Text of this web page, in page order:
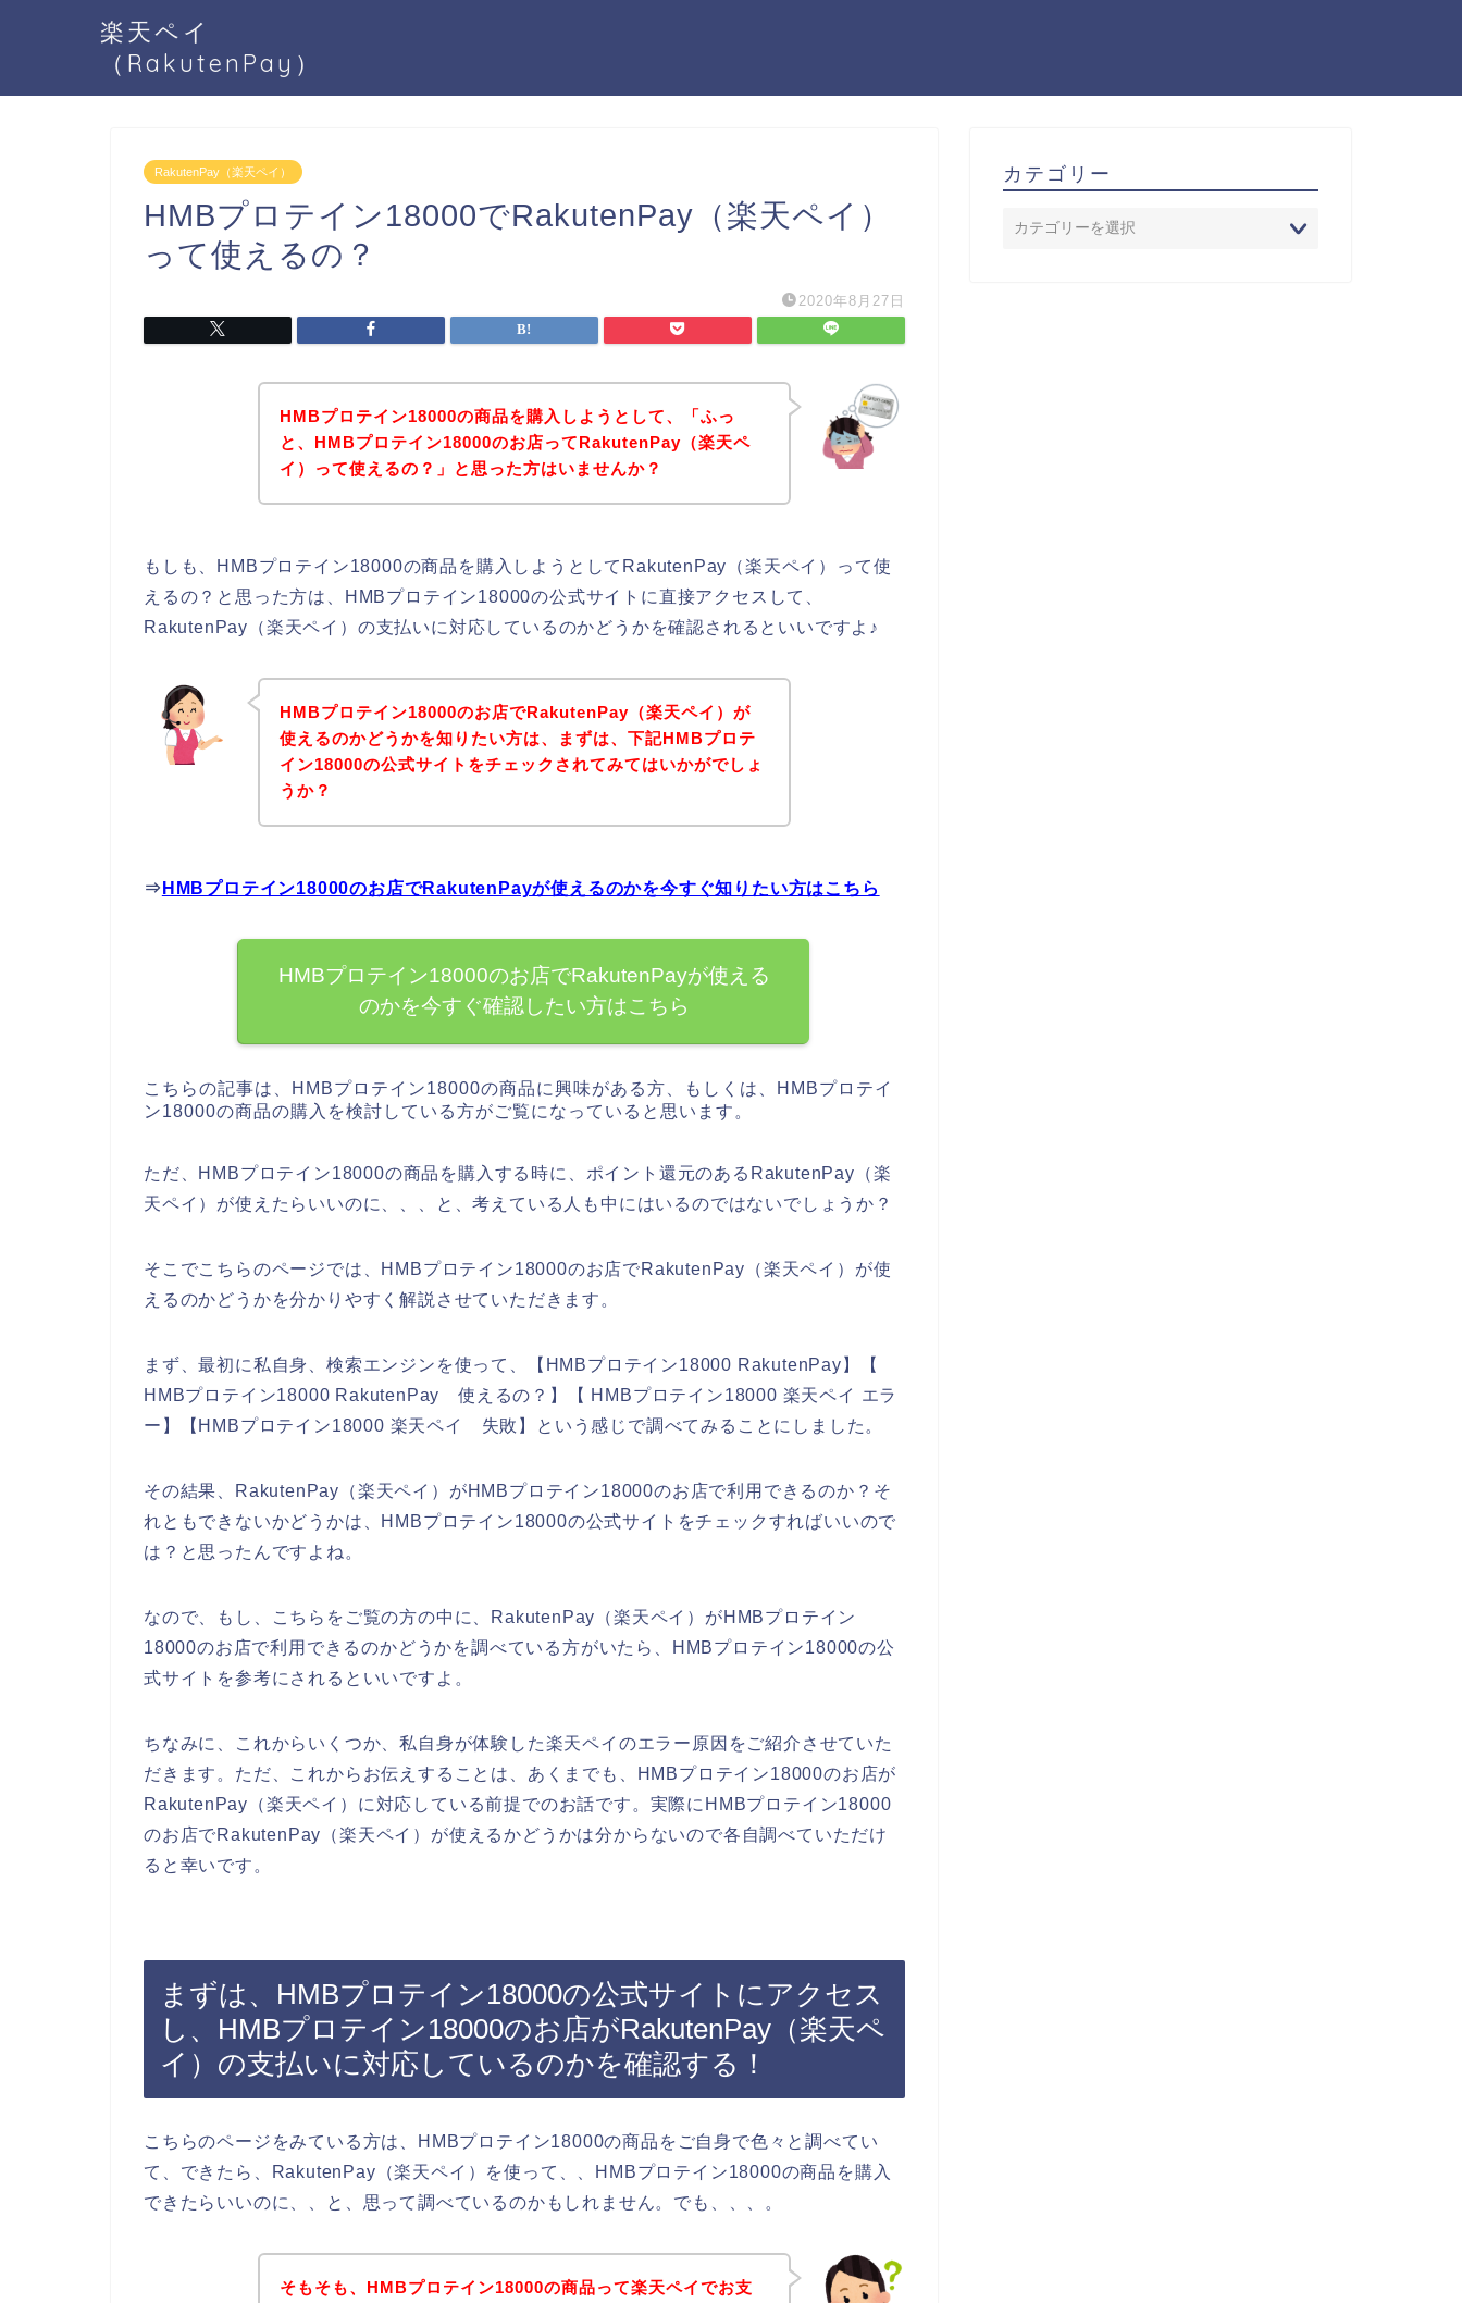
楽天ペイ
（RakutenPay）
RakutenPay（楽天ペイ）
HMBプロテイン18000でRakutenPay（楽天ペイ）
って使えるの？
2020年8月27日
HMBプロテイン18000の商品を購入しようとして、「ふっ
と、HMBプロテイン18000のお店ってRakutenPay（楽天ペ
イ）って使えるの？」と思った方はいませんか？
もしも、HMBプロテイン18000の商品を購入しようとしてRakutenPay（楽天ペイ）って使
えるの？と思った方は、HMBプロテイン18000の公式サイトに直接アクセスして、
RakutenPay（楽天ペイ）の支払いに対応しているのかどうかを確認されるといいですよ♪
HMBプロテイン18000のお店でRakutenPay（楽天ペイ）が
使えるのかどうかを知りたい方は、まずは、下記HMBプロテ
イン18000の公式サイトをチェックされてみてはいかがでしょ
うか？
⇒ HMBプロテイン18000のお店でRakutenPayが使えるのかを今すぐ知りたい方はこちら
HMBプロテイン18000のお店でRakutenPayが使える
のかを今すぐ確認したい方はこちら
こちらの記事は、HMBプロテイン18000の商品に興味がある方、もしくは、HMBプロテイ
ン18000の商品の購入を検討している方がご覧になっていると思います。
ただ、HMBプロテイン18000の商品を購入する時に、ポイント還元のあるRakutenPay（楽
天ペイ）が使えたらいいのに、、、と、考えている人も中にはいるのではないでしょうか？
そこでこちらのページでは、HMBプロテイン18000のお店でRakutenPay（楽天ペイ）が使
えるのかどうかを分かりやすく解説させていただきます。
まず、最初に私自身、検索エンジンを使って、【HMBプロテイン18000 RakutenPay】【
HMBプロテイン18000 RakutenPay 使えるの？】【 HMBプロテイン18000 楽天ペイ エラ
ー】【HMBプロテイン18000 楽天ペイ 失敗】という感じで調べてみることにしました。
その結果、RakutenPay（楽天ペイ）がHMBプロテイン18000のお店で利用できるのか？そ
れともできないかどうかは、HMBプロテイン18000の公式サイトをチェックすればいいので
は？と思ったんですよね。
なので、もし、こちらをご覧の方の中に、RakutenPay（楽天ペイ）がHMBプロテイン
18000のお店で利用できるのかどうかを調べている方がいたら、HMBプロテイン18000の公
式サイトを参考にされるといいですよ。
ちなみに、これからいくつか、私自身が体験した楽天ペイのエラー原因をご紹介させていた
だきます。ただ、これからお伝えすることは、あくまでも、HMBプロテイン18000のお店が
RakutenPay（楽天ペイ）に対応している前提でのお話です。実際にHMBプロテイン18000
のお店でRakutenPay（楽天ペイ）が使えるかどうかは分からないので各自調べていただけ
ると幸いです。
まずは、HMBプロテイン18000の公式サイトにアクセス
し、HMBプロテイン18000のお店がRakutenPay（楽天ペ
イ）の支払いに対応しているのかを確認する！
こちらのページをみている方は、HMBプロテイン18000の商品をご自身で色々と調べてい
て、できたら、RakutenPay（楽天ペイ）を使って、、HMBプロテイン18000の商品を購入
できたらいいのに、、と、思って調べているのかもしれません。でも、、、。
そもそも、HMBプロテイン18000の商品って楽天ペイでお支
カテゴリー